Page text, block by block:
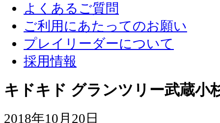
よくあるご質問
ご利用にあたってのお願い
プレイリーダーについて
採用情報
キドキド グランツリー武蔵小
2018年10月20日